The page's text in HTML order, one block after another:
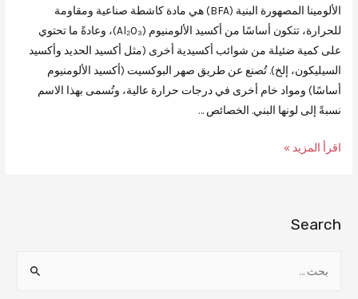
الألومينا المصهورة البنية (BFA) هي مادة كاشطة صناعية ومقاومة
للحرارة، تتكون أساسًا من أكسيد الألومنيوم (Al₂O₃)، وعادةً ما تحتوي
على كمية ضئيلة من شوائب أكسيدية أخرى (مثل أكسيد الحديد وأكسيد
السيليكون، إلخ). تُصنع عن طريق صهر البوكسيت (أكسيد الألومنيوم
أساسًا) ومواد خام أخرى في درجات حرارة عالية، وتُسمى بهذا الاسم
نسبةً إلى لونها البني. الخصائص …
اقرأ المزيد »
Search